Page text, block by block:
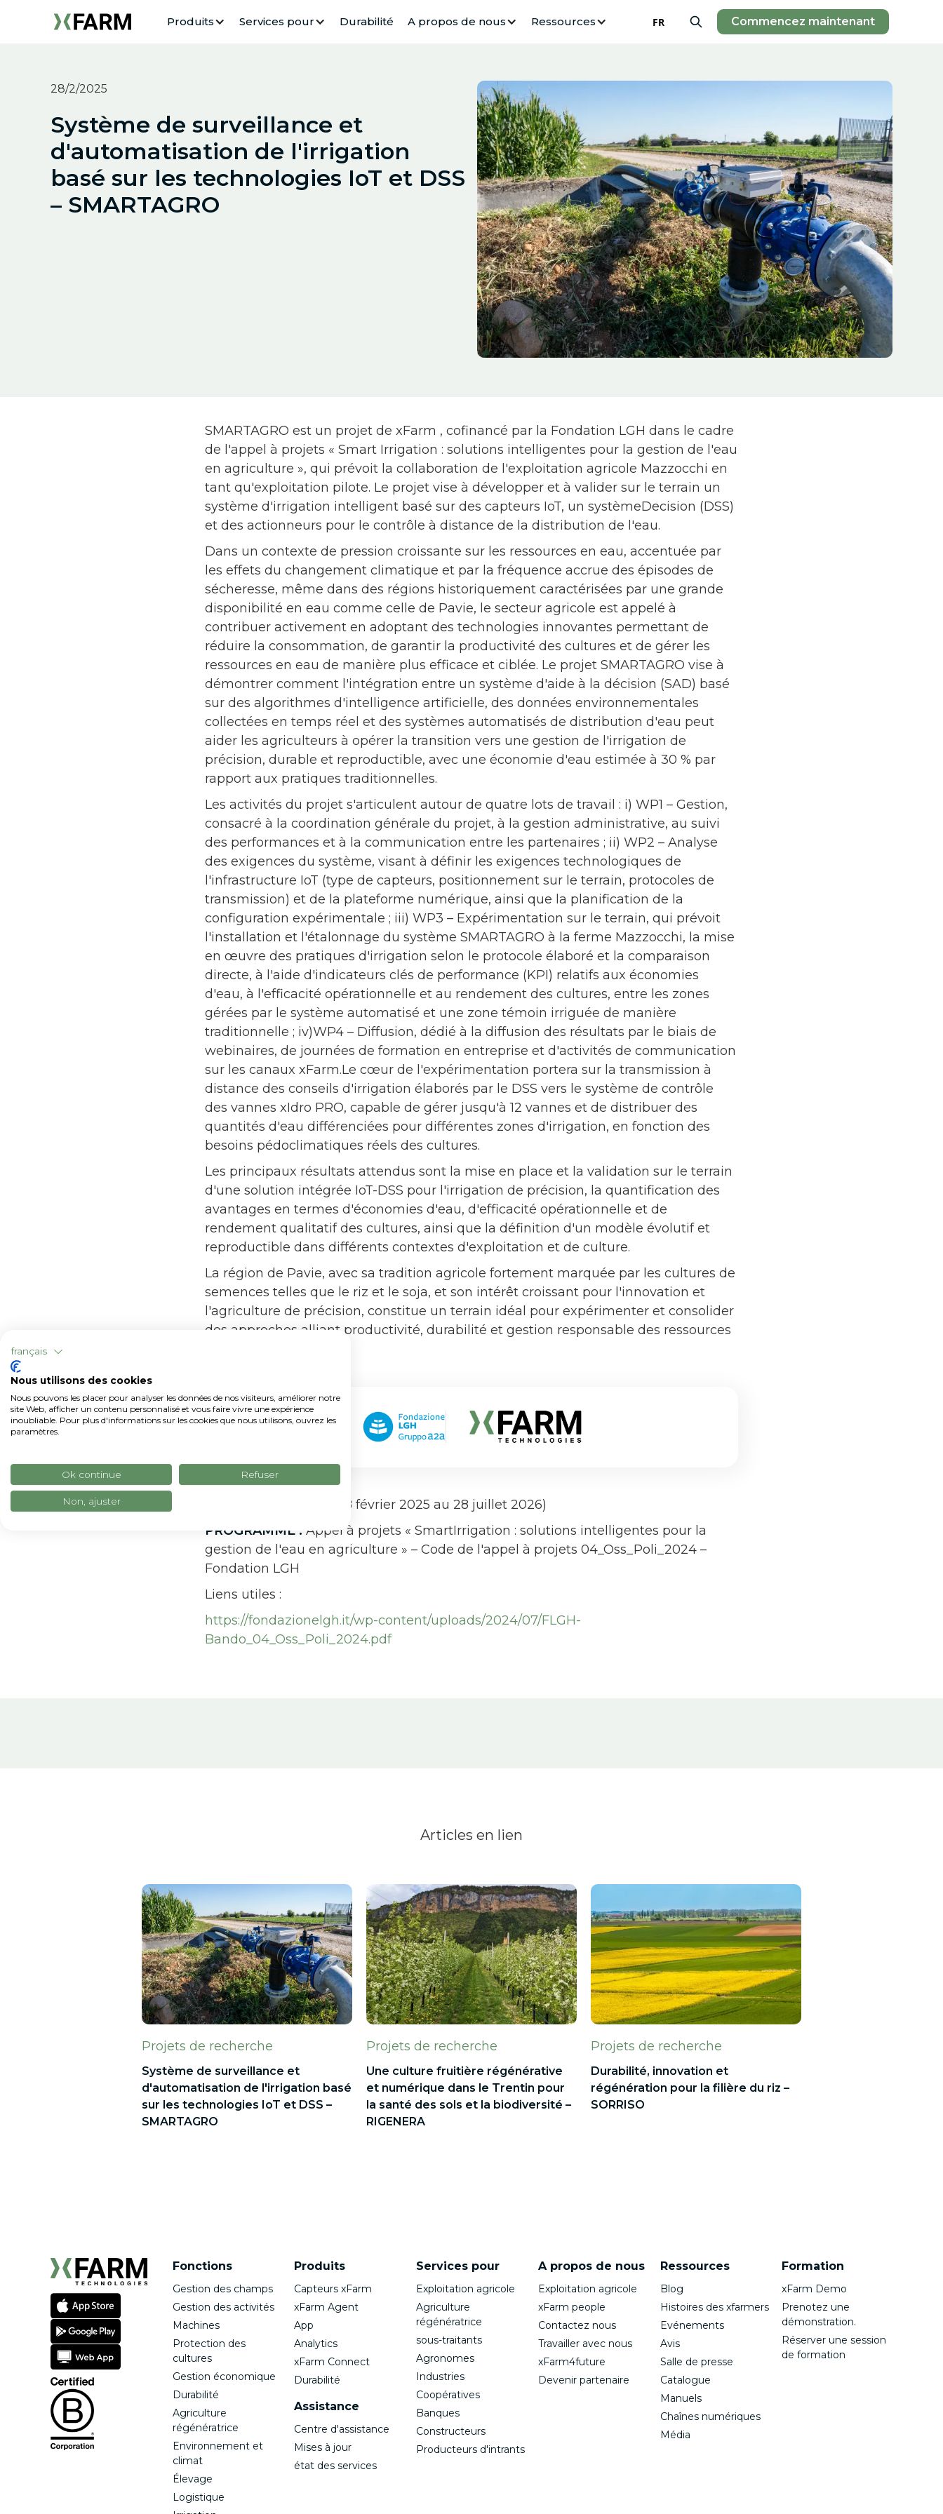
Produits Services pour Durabilité A propos de nous Ressources FR Commencez maintenant
28/2/2025
Système de surveillance et
d'automatisation de l'irrigation
basé sur les technologies IoT et DSS
– SMARTAGRO
SMARTAGRO est un projet de xFarm , cofinancé par la Fondation LGH dans le cadre
de l'appel à projets « Smart Irrigation : solutions intelligentes pour la gestion de l'eau
en agriculture », qui prévoit la collaboration de l'exploitation agricole Mazzocchi en
tant qu'exploitation pilote. Le projet vise à développer et à valider sur le terrain un
système d'irrigation intelligent basé sur des capteurs IoT, un systèmeDecision (DSS)
et des actionneurs pour le contrôle à distance de la distribution de l'eau.
Dans un contexte de pression croissante sur les ressources en eau, accentuée par
les effets du changement climatique et par la fréquence accrue des épisodes de
sécheresse, même dans des régions historiquement caractérisées par une grande
disponibilité en eau comme celle de Pavie, le secteur agricole est appelé à
contribuer activement en adoptant des technologies innovantes permettant de
réduire la consommation, de garantir la productivité des cultures et de gérer les
ressources en eau de manière plus efficace et ciblée. Le projet SMARTAGRO vise à
démontrer comment l'intégration entre un système d'aide à la décision (SAD) basé
sur des algorithmes d'intelligence artificielle, des données environnementales
collectées en temps réel et des systèmes automatisés de distribution d'eau peut
aider les agriculteurs à opérer la transition vers une gestion de l'irrigation de
précision, durable et reproductible, avec une économie d'eau estimée à 30 % par
rapport aux pratiques traditionnelles.
Les activités du projet s'articulent autour de quatre lots de travail : i) WP1 – Gestion,
consacré à la coordination générale du projet, à la gestion administrative, au suivi
des performances et à la communication entre les partenaires ; ii) WP2 – Analyse
des exigences du système, visant à définir les exigences technologiques de
l'infrastructure IoT (type de capteurs, positionnement sur le terrain, protocoles de
transmission) et de la plateforme numérique, ainsi que la planification de la
configuration expérimentale ; iii) WP3 – Expérimentation sur le terrain, qui prévoit
l'installation et l'étalonnage du système SMARTAGRO à la ferme Mazzocchi, la mise
en œuvre des pratiques d'irrigation selon le protocole élaboré et la comparaison
directe, à l'aide d'indicateurs clés de performance (KPI) relatifs aux économies
d'eau, à l'efficacité opérationnelle et au rendement des cultures, entre les zones
gérées par le système automatisé et une zone témoin irriguée de manière
traditionnelle ; iv)WP4 – Diffusion, dédié à la diffusion des résultats par le biais de
webinaires, de journées de formation en entreprise et d'activités de communication
sur les canaux xFarm.Le cœur de l'expérimentation portera sur la transmission à
distance des conseils d'irrigation élaborés par le DSS vers le système de contrôle
des vannes xIdro PRO, capable de gérer jusqu'à 12 vannes et de distribuer des
quantités d'eau différenciées pour différentes zones d'irrigation, en fonction des
besoins pédoclimatiques réels des cultures.
Les principaux résultats attendus sont la mise en place et la validation sur le terrain
d'une solution intégrée IoT-DSS pour l'irrigation de précision, la quantification des
avantages en termes d'économies d'eau, d'efficacité opérationnelle et de
rendement qualitatif des cultures, ainsi que la définition d'un modèle évolutif et
reproductible dans différents contextes d'exploitation et de culture.
La région de Pavie, avec sa tradition agricole fortement marquée par les cultures de
semences telles que le riz et le soja, et son intérêt croissant pour l'innovation et
l'agriculture de précision, constitue un terrain idéal pour expérimenter et consolider
des approches alliant productivité, durabilité et gestion responsable des ressources
18 mois (du 28 février 2025 au 28 juillet 2026)
PROGRAMME : Appel à projets « SmartIrrigation : solutions intelligentes pour la
gestion de l'eau en agriculture » – Code de l'appel à projets 04_Oss_Poli_2024 –
Fondation LGH
Liens utiles :
https://fondazionelgh.it/wp-content/uploads/2024/07/FLGH-
Bando_04_Oss_Poli_2024.pdf
Articles en lien
Projets de recherche
Système de surveillance et
d'automatisation de l'irrigation basé
sur les technologies IoT et DSS –
SMARTAGRO
Projets de recherche
Une culture fruitière régénérative
et numérique dans le Trentin pour
la santé des sols et la biodiversité –
RIGENERA
Projets de recherche
Durabilité, innovation et
régénération pour la filière du riz –
SORRISO
Fonctions
Gestion des champs
Gestion des activités
Machines
Protection des
cultures
Gestion économique
Durabilité
Agriculture
régénératrice
Environnement et
climat
Élevage
Logistique
Produits
Capteurs xFarm
xFarm Agent
App
Analytics
xFarm Connect
Durabilité
Assistance
Centre d'assistance
Mises à jour
état des services
Services pour
Exploitation agricole
Agriculture
régénératrice
sous-traitants
Agronomes
Industries
Coopératives
Banques
Constructeurs
Producteurs d'intrants
A propos de nous
Exploitation agricole
xFarm people
Contactez nous
Travailler avec nous
xFarm4future
Devenir partenaire
Ressources
Blog
Histoires des xfarmers
Evénements
Avis
Salle de presse
Catalogue
Manuels
Chaînes numériques
Média
Formation
xFarm Demo
Prenotez une
démonstration.
Réserver une session
de formation
français
Nous utilisons des cookies
Nous pouvons les placer pour analyser les données de nos visiteurs, améliorer notre
site Web, afficher un contenu personnalisé et vous faire vivre une expérience
inoubliable. Pour plus d'informations sur les cookies que nous utilisons, ouvrez les
paramètres.
Ok continue Refuser
Non, ajuster